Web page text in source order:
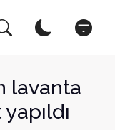
lavanta
Kapat